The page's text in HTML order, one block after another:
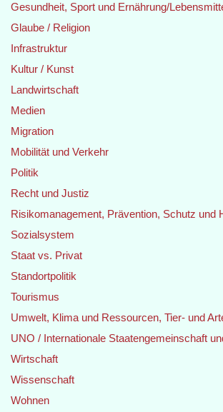
Gesundheit, Sport und Ernährung/
Glaube / Religion
Infrastruktur
Kultur / Kunst
Landwirtschaft
Medien
Migration
Mobilität und Verkehr
Politik
Recht und Justiz
Risikomanagement, Prävention, Schutz und
Sozialsystem
Staat vs. Privat
Standortpolitik
Tourismus
Umwelt, Klima und Ressourcen, Tier- und
UNO / Internationale Staatengemeinschaft
Wirtschaft
Wissenschaft
Wohnen